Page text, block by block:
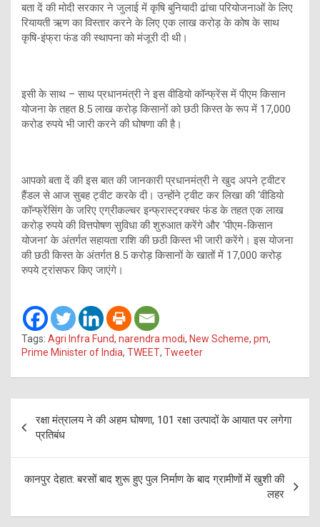
बता दें की मोदी सरकार ने जुलाई में कृषि बुनियादी ढांचा परियोजनाओं के लिए
रियायती ऋण का विस्तार करने के लिए एक लाख करोड़ के कोष के साथ
कृषि-इंफ्रा फंड की स्थापना को मंजूरी दी थी।
इसी के साथ – साथ प्रधानमंत्री ने इस वीडियो कॉन्फ्रेंस में पीएम किसान
योजना के तहत 8.5 लाख करोड़ किसानों को छठी किस्त के रूप में 17,000
करोड रुपये भी जारी करने की घोषणा की है।
आपको बता दें की इस बात की जानकारी प्रधानमंत्री ने खुद अपने ट्वीटर
हैंडल से आज सुबह ट्वीट करके दी। उन्होंने ट्वीट कर लिखा की ‘वीडियो
कॉन्फ्रेंसिंग के जरिए एग्रीकल्चर इन्फ्रास्ट्रक्चर फंड के तहत एक लाख
करोड़ रुपये की वित्तपोषण सुविधा की शुरुआत करेंगे और ‘पीएम-किसान
योजना’ के अंतर्गत सहायता राशि की छठी किस्त भी जारी करेंगे। इस योजना
की छठी किस्त के अंतर्गत 8.5 करोड़ किसानों के खातों में 17,000 करोड़
रुपये ट्रांसफर किए जाएंगे।
Tags: Agri Infra Fund, narendra modi, New Scheme, pm,
Prime Minister of India, TWEET, Tweeter
navigation
रक्षा मंत्रालय ने की अहम घोषणा, 101 रक्षा उत्‍पादों के आयात पर लगेगा
प्रतिबंध
कानपुर देहात: बरसों बाद शुरू हुए पुल निर्माण के बाद ग्रामीणों में खुशी की
लहर